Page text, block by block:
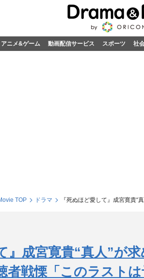
アニメ&ゲーム 動画配信サービス スポーツ 社
TOP ドラマ 『死ぬほど愛して』成宮寛貴“
』成宮寛貴“真人”が
者戦慄「このラストは